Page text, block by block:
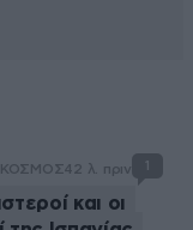
ΚΟΣΜΟΣ42 λ. πριν 1
και οι